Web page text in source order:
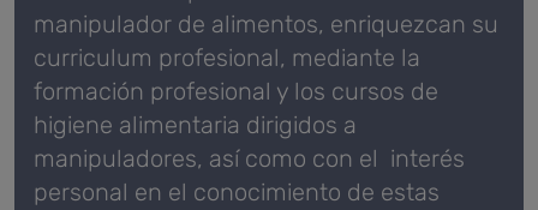
manipulador de alimentos, enriquezcan su
curriculum profesional, mediante la
formación profesional y los cursos de
higiene alimentaria dirigidos a
manipuladores, así como con el interés
personal en el conocimiento de estas